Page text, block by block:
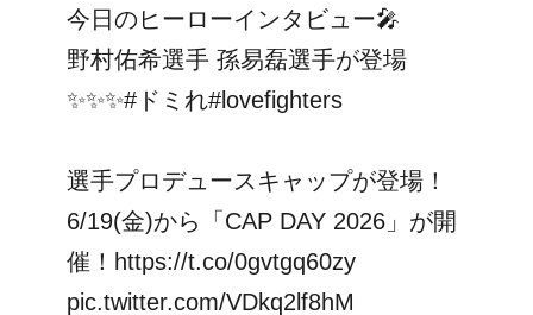
今日のヒーローインタビュー🎤
野村佑希選手 孫易磊選手が登場
✨✨✨#ドミれ#lovefighters
選手プロデュースキャップが登場！
6/19(金)から「CAP DAY 2026」が開
催！ https://t.co/0gvtgq60zy
pic.twitter.com/VDkq2lf8hM